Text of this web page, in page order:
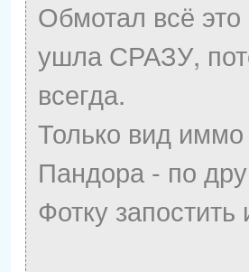
Обмотал всё
ушла СРАЗУ,
всегда.
Только вид
Пандора - по
Фотку